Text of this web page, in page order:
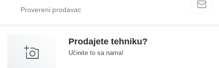
Prodajete tehniku?
Učinite to sa nama!